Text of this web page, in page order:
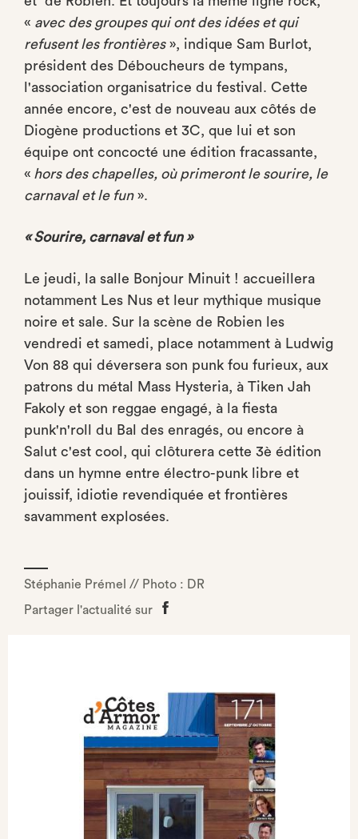
« avec des groupes qui ont des idées et qui
refusent les frontières», indique Sam Burlot,
président des Déboucheurs de tympans,
l'association organisatrice du festival. Cette
année encore, c'est de nouveau aux côtés de
Diogène productions et 3C, que lui et son
équipe ont concocté une édition fracassante,
« hors des chapelles, où primeront le sourire, le
carnaval et le fun».
« Sourire, carnaval et fun »
Le jeudi, la salle Bonjour Minuit ! accueillera
notamment Les Nus et leur mythique musique
noire et sale. Sur la scène de Robien les
vendredi et samedi, place notamment à Ludwig
Von 88 qui déversera son punk fou furieux, aux
patrons du métal Mass Hysteria, à Tiken Jah
Fakoly et son reggae engagé, à la fiesta
punk'n'roll du Bal des enragés, ou encore à
Salut c'est cool, qui clôturera cette 3è édition
dans un hymne entre électro-punk libre et
jouissif, idiotie revendiquée et frontières
savamment explosées.
Stéphanie Prémel // Photo : DR
Partager l'actualité sur
Partager